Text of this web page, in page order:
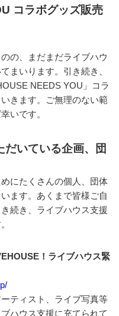
コラボグッズ販売
の、まだまだライブハウ
まいります。引き続き、
NEEDS YOU」コラ
きます。ご無理のない範
いです。
だいている企画、団
にたくさんの個人、団体
ます。あくまで皆様ご自
続き、ライブハウス支援
！ライブハウス緊
ティスト、ライブ写真等
ハウス支援に充てられて